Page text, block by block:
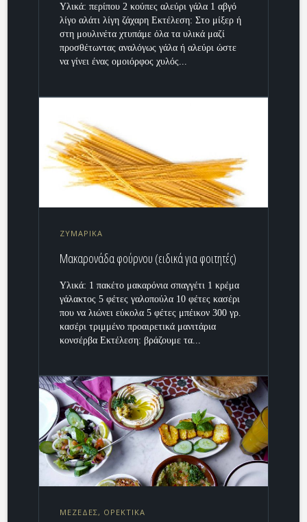
Υλικά: περίπου 2 κούπες αλεύρι γάλα 1 αβγό
λίγο αλάτι λίγη ζάχαρη Εκτέλεση: Στο μίξερ ή
στη μουλινέτα χτυπάμε όλα τα υλικά μαζί
προσθέτωντας αναλόγως γάλα ή αλεύρι ώστε
να γίνει ένας ομοιόρφος χυλός...
ΖΥΜΑΡΙΚΑ
Μακαρονάδα φούρνου (ειδικά για φοιτητές)
Υλικά: 1 πακέτο μακαρόνια σπαγγέτι 1 κρέμα
γάλακτος 5 φέτες γαλοπούλα 10 φέτες κασέρι
που να λιώνει εύκολα 5 φέτες μπέικον 300 γρ.
κασέρι τριμμένο προαιρετικά μανιτάρια
κονσέρβα Εκτέλεση: βράζουμε τα...
ΜΕΖΕΔΕΣ, ΟΡΕΚΤΙΚΑ